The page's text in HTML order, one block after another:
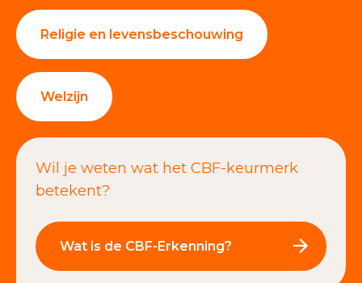
Religie en levensbeschouwing
Welzijn
Wil je weten wat het CBF-keurmerk
betekent?
Wat is de CBF-Erkenning?